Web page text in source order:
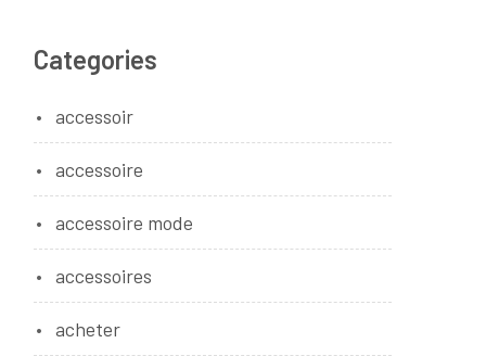
Categories
accessoir
accessoire
accessoire mode
accessoires
acheter